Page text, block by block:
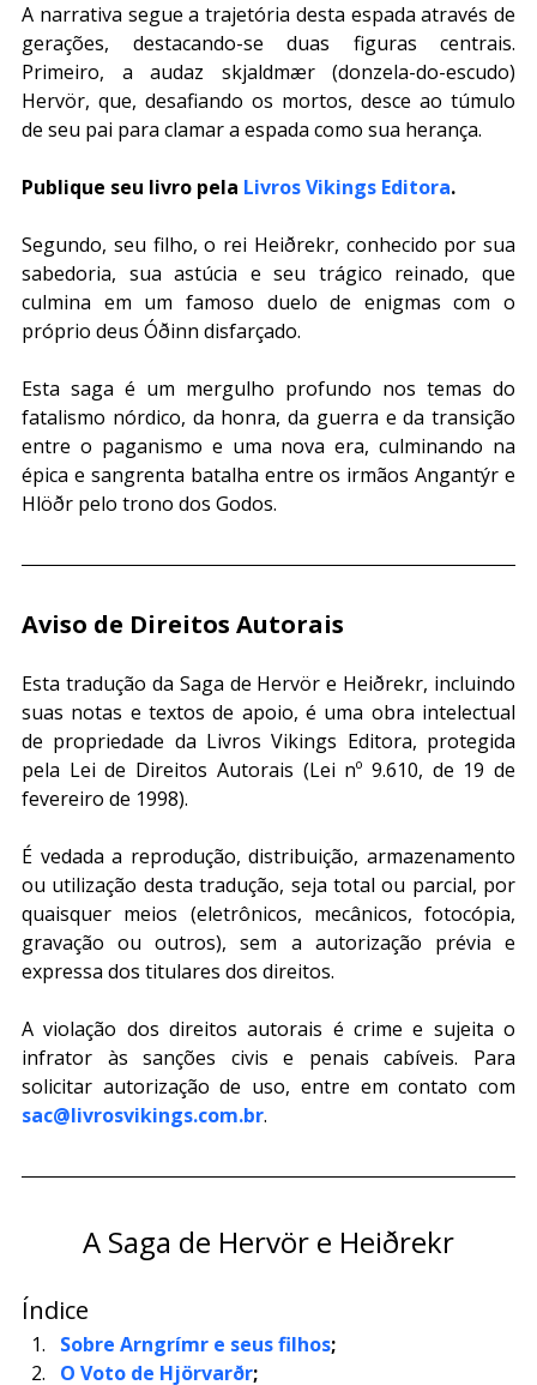
A narrativa segue a trajetória desta espada através de
gerações, destacando-se duas figuras centrais.
Primeiro, a audaz skjaldmær (donzela-do-escudo)
Hervör, que, desafiando os mortos, desce ao túmulo
de seu pai para clamar a espada como sua herança.
Publique seu livro pela Livros Vikings Editora.
Segundo, seu filho, o rei Heiðrekr, conhecido por sua
sabedoria, sua astúcia e seu trágico reinado, que
culmina em um famoso duelo de enigmas com o
próprio deus Óðinn disfarçado.
Esta saga é um mergulho profundo nos temas do
fatalismo nórdico, da honra, da guerra e da transição
entre o paganismo e uma nova era, culminando na
épica e sangrenta batalha entre os irmãos Angantýr e
Hlöðr pelo trono dos Godos.
Aviso de Direitos Autorais
Esta tradução da Saga de Hervör e Heiðrekr, incluindo
suas notas e textos de apoio, é uma obra intelectual
de propriedade da Livros Vikings Editora, protegida
pela Lei de Direitos Autorais (Lei nº 9.610, de 19 de
fevereiro de 1998).
É vedada a reprodução, distribuição, armazenamento
ou utilização desta tradução, seja total ou parcial, por
quaisquer meios (eletrônicos, mecânicos, fotocópia,
gravação ou outros), sem a autorização prévia e
expressa dos titulares dos direitos.
A violação dos direitos autorais é crime e sujeita o
infrator às sanções civis e penais cabíveis. Para
sac@livrosvikings.com.br.
A Saga de Hervör e Heiðrekr
Índice
Sobre Arngrímr e seus filhos;
O Voto de Hjörvarðr;